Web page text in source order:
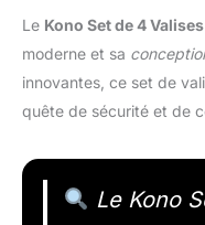
Le Kono Set de 4
moderne et sa
innovantes, ce set de
quête de sécurité et de
Le Kono